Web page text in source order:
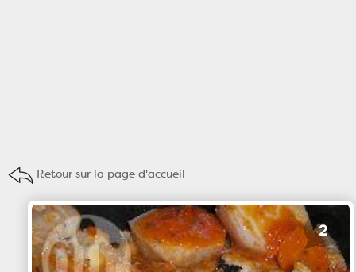
Retour sur la page d'accueil
2